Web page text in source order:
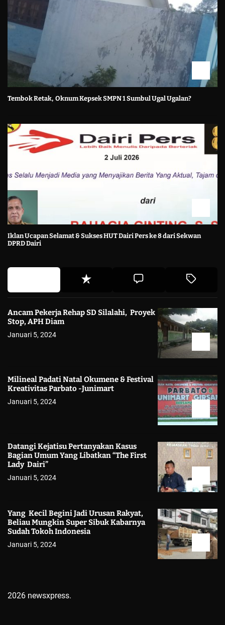
Tembok Retak, Oknum Kepsek SMPN 1 Sumbul Ugal Ugalan?
Iklan Ucapan Selamat & Sukses HUT Dairi Pers ke 8 dari Sekwan
DPRD Dairi
Ancam Pekerja Rehap SD Silalahi, Proyek
Stop, APH Diam
Januari 5, 2024
Milineal Padati Natal Okumene & Festival
Kreativitas Parbato -Junimart
Januari 5, 2024
Datangi Kejatisu Pertanyakan Kasus
Bagian Umum Yang Libatkan “The First
Lady Dairi”
Januari 5, 2024
Yang Kecil Begini Jadi Urusan Rakyat,
Beliau Mungkin Super Sibuk Kabarnya
Sudah Tokoh Indonesia
Januari 5, 2024
2026 newsxpress.